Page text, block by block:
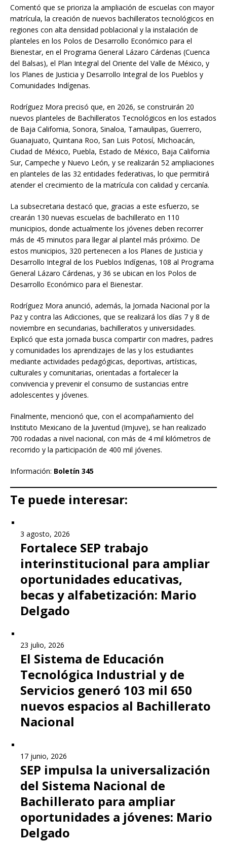
Comentó que se prioriza la ampliación de escuelas con mayor
matrícula, la creación de nuevos bachilleratos tecnológicos en
regiones con alta densidad poblacional y la instalación de
planteles en los Polos de Desarrollo Económico para el
Bienestar, en el Programa General Lázaro Cárdenas (Cuenca
del Balsas), el Plan Integral del Oriente del Valle de México, y
los Planes de Justicia y Desarrollo Integral de los Pueblos y
Comunidades Indígenas.
Rodríguez Mora precisó que, en 2026, se construirán 20
nuevos planteles de Bachilleratos Tecnológicos en los estados
de Baja California, Sonora, Sinaloa, Tamaulipas, Guerrero,
Guanajuato, Quintana Roo, San Luis Potosí, Michoacán,
Ciudad de México, Puebla, Estado de México, Baja California
Sur, Campeche y Nuevo León, y se realizarán 52 ampliaciones
en planteles de las 32 entidades federativas, lo que permitirá
atender el crecimiento de la matrícula con calidad y cercanía.
La subsecretaria destacó que, gracias a este esfuerzo, se
crearán 130 nuevas escuelas de bachillerato en 110
municipios, donde actualmente los jóvenes deben recorrer
más de 45 minutos para llegar al plantel más próximo. De
estos municipios, 320 pertenecen a los Planes de Justicia y
Desarrollo Integral de los Pueblos Indígenas, 108 al Programa
General Lázaro Cárdenas, y 36 se ubican en los Polos de
Desarrollo Económico para el Bienestar.
Rodríguez Mora anunció, además, la Jornada Nacional por la
Paz y contra las Adicciones, que se realizará los días 7 y 8 de
noviembre en secundarias, bachilleratos y universidades.
Explicó que esta jornada busca compartir con madres, padres
y comunidades los aprendizajes de las y los estudiantes
mediante actividades pedagógicas, deportivas, artísticas,
culturales y comunitarias, orientadas a fortalecer la
convivencia y prevenir el consumo de sustancias entre
adolescentes y jóvenes.
Finalmente, mencionó que, con el acompañamiento del
Instituto Mexicano de la Juventud (Imjuve), se han realizado
700 rodadas a nivel nacional, con más de 4 mil kilómetros de
recorrido y la participación de 400 mil jóvenes.
Información: Boletín 345
Te puede interesar:
3 agosto, 2026
Fortalece SEP trabajo
interinstitucional para ampliar
oportunidades educativas,
becas y alfabetización: Mario
Delgado
23 julio, 2026
El Sistema de Educación
Tecnológica Industrial y de
Servicios generó 103 mil 650
nuevos espacios al Bachillerato
Nacional
17 junio, 2026
SEP impulsa la universalización
del Sistema Nacional de
Bachillerato para ampliar
oportunidades a jóvenes: Mario
Delgado